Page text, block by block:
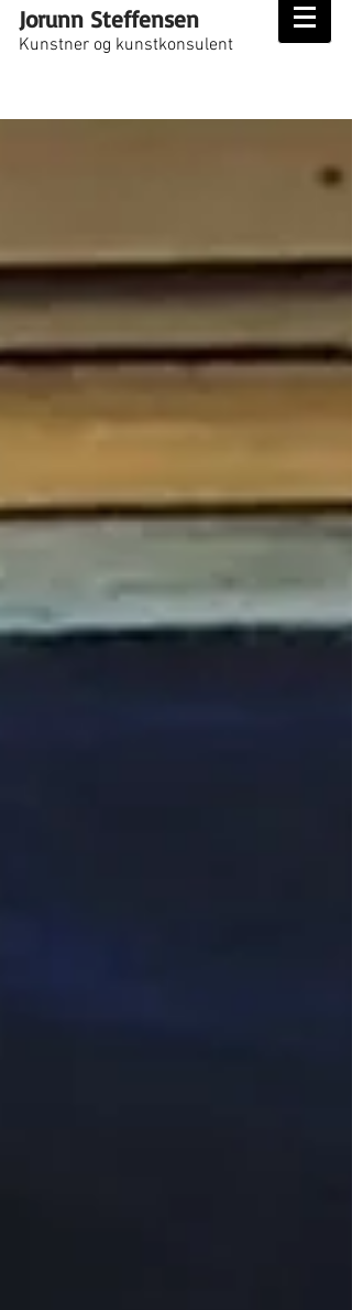
Jorunn Steffensen
Kunstner og kunstkonsulent